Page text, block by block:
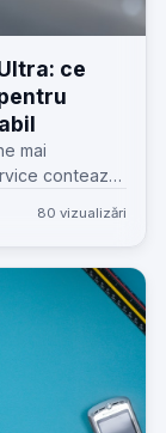
ce
mai
contează
80 vizualizări